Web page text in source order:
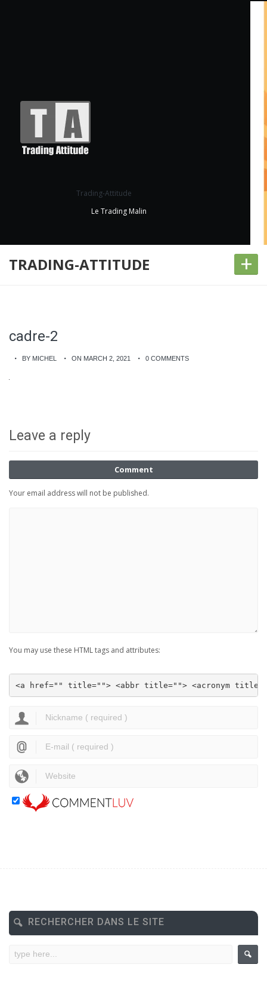
Trading-Attitude
Le Trading Malin
TRADING-ATTITUDE +
cadre-2
BY MICHEL ON MARCH 2, 2021 0 COMMENTS
Leave a reply
Comment
Your email address will not be published.
You may use these HTML tags and attributes:
<a href="" title=""> <abbr title=""> <acronym
RECHERCHER DANS LE SITE